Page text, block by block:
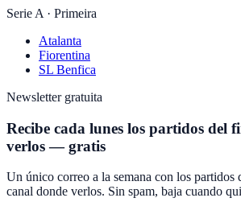
Serie A · Primeira
Atalanta
Fiorentina
SL Benfica
Newsletter gratuita
Recibe cada lunes los partidos del
verlos — gratis
Un único correo a la semana con los partidos
canal donde verlos. Sin spam, baja cuando